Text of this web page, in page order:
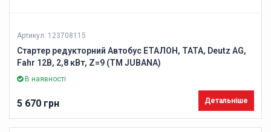
Артикул: 123708115
Стартер редукторний Автобус ЕТАЛОН, ТАТА, Deutz AG,
Fahr 12В, 2,8 кВт, Z=9 (ТМ JUBANA)
В наявності
5 670 грн Детальніше